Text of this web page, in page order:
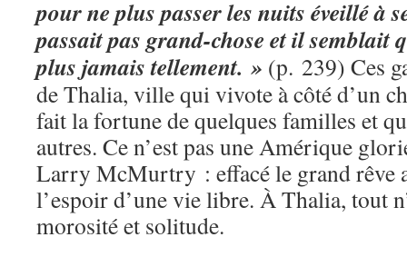
pour ne plus passer les nuits éveillé à
passait pas grand-chose et il semblait
plus jamais tellement. » (p. 239) Ces
de Thalia, ville qui vivote à côté d’un
fait la fortune de quelques familles et
autres. Ce n’est pas une Amérique
Larry McMurtry : effacé le grand rêve
l’espoir d’une vie libre. À Thalia, tout
morosité et solitude.